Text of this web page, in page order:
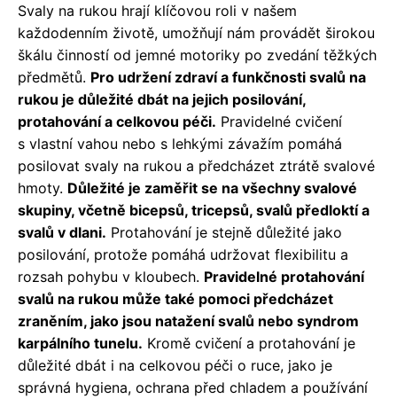
Svaly na rukou hrají klíčovou roli v našem
každodenním životě, umožňují nám provádět širokou
škálu činností od jemné motoriky po zvedání těžkých
předmětů. Pro udržení zdraví a funkčnosti svalů na
rukou je důležité dbát na jejich posilování,
protahování a celkovou péči. Pravidelné cvičení
s vlastní vahou nebo s lehkými závažím pomáhá
posilovat svaly na rukou a předcházet ztrátě svalové
hmoty. Důležité je zaměřit se na všechny svalové
skupiny, včetně bicepsů, tricepsů, svalů předloktí a
svalů v dlani. Protahování je stejně důležité jako
posilování, protože pomáhá udržovat flexibilitu a
rozsah pohybu v kloubech. Pravidelné protahování
svalů na rukou může také pomoci předcházet
zraněním, jako jsou natažení svalů nebo syndrom
karpálního tunelu. Kromě cvičení a protahování je
důležité dbát i na celkovou péči o ruce, jako je
správná hygiena, ochrana před chladem a používání